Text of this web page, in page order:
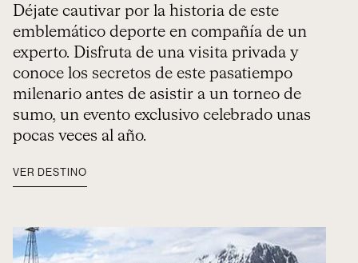
Déjate cautivar por la historia de este
emblemático deporte en compañía de un
experto. Disfruta de una visita privada y
conoce los secretos de este pasatiempo
milenario antes de asistir a un torneo de
sumo, un evento exclusivo celebrado unas
pocas veces al año.
VER DESTINO